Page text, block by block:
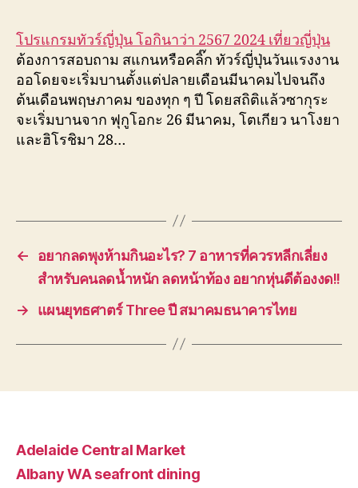
โปรแกรมทัวร์ญี่ปุ่น โอกินาว่า 2567 2024 เที่ยวญี่ปุ่น
ต้องการสอบถาม สแกนหรือคลิ๊ก ทัวร์ญี่ปุ่นวันแรงงาน
ออโดยจะเริ่มบานตั้งแต่ปลายเดือนมีนาคมไปจนถึง
ต้นเดือนพฤษภาคม ของทุก ๆ ปี โดยสถิติแล้วซากุระ
จะเริ่มบานจาก ฟุกูโอกะ 26 มีนาคม, โตเกียว นาโงยา
และฮิโรชิมา 28…
←
อยากลดพุงห้ามกินอะไร? 7 อาหารที่ควรหลีกเลี่ยง
สำหรับคนลดน้ำหนัก ลดหน้าท้อง อยากหุ่นดีต้องงด!!
→
แผนยุทธศาตร์ Three ปี สมาคมธนาคารไทย
Adelaide Central Market
Albany WA seafront dining